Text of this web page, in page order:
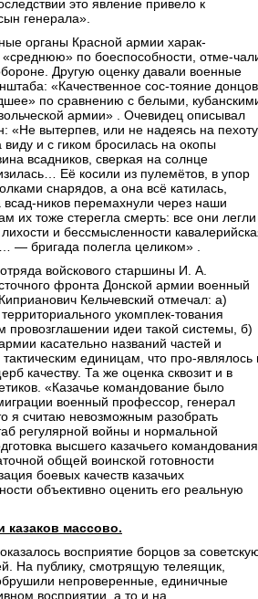
это явление привело к
генерала».
органы Красной армии харак-
по боеспособности, отме-
Другую оценку давали военные
«Качественное сос-тояние донцов
по сравнению с белыми,
армии» . Очевидец описывал
«Не вытерпев, или не надеясь на пехоту,
и с гиком бросилась на окопы
всадников, сверкая на солнце
Её косили из пулемётов, в упор
снарядов, а она всё катилась,
ников перемахнули через наши
их тоже стерегла смерть: все они легли
и бессмысленности
— бригада полегла целиком» .
войскового старшины И. А.
фронта Донской армии военный
Кельчевский отмечал: а)
укомплек-тования
провозглашении идеи такой системы, б)
касательно названий частей и
единицам, что про-являлось
качеству. Та же оценка сквозит и в
«Казачье командование было
военный профессор, генерал
я считаю невозможным разобрать
регулярной войны и нормальной
высшего казачьего командования
общей воинской готовности
боевых качеств казачьих
объективно оценить его реальную
массово.
восприятие борцов за
На публику, смотрящую телеящик,
непроверенные, единичные
восприятии, а то и на